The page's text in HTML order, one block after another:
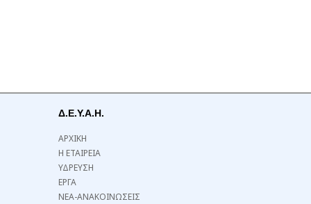
Δ.Ε.Υ.Α.Η.
ΑΡΧΙΚΗ
Η ΕΤΑΙΡΕΙΑ
ΥΔΡΕΥΣΗ
ΕΡΓΑ
ΝΕΑ-ΑΝΑΚΟΙΝΩΣΕΙΣ